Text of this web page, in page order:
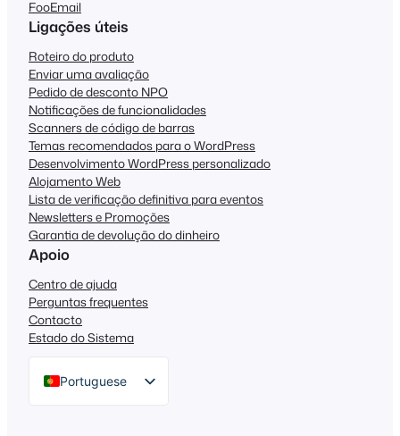
FooEmail
Ligações úteis
Roteiro do produto
Enviar uma avaliação
Pedido de desconto NPO
Notificações de funcionalidades
Scanners de código de barras
Temas recomendados para o WordPress
Desenvolvimento WordPress personalizado
Alojamento Web
Lista de verificação definitiva para eventos
Newsletters e Promoções
Garantia de devolução do dinheiro
Apoio
Centro de ajuda
Perguntas frequentes
Contacto
Estado do Sistema
Portuguese